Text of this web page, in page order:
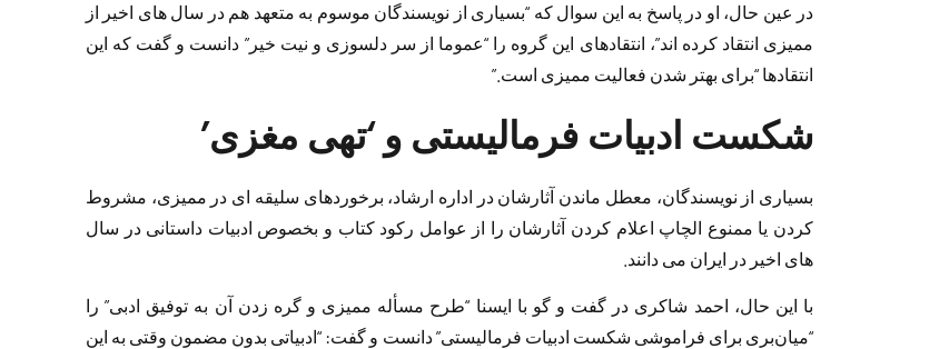
در عین حال، او در پاسخ به این سوال که “بسیاری از نویسندگان موسوم به متعهد هم در سال های اخیر از
ممیزی انتقاد کرده اند”، انتقادهای این گروه را “عموما از سر دلسوزی و نیت خیر” دانست و گفت که این
انتقادها “برای بهتر شدن فعالیت ممیزی است.”
شکست ادبیات فرمالیستی و ‘تهی مغزی’
بسیاری از نویسندگان، معطل ماندن آثارشان در اداره ارشاد، برخوردهای سلیقه ای در ممیزی، مشروط
کردن یا ممنوع الچاپ اعلام کردن آثارشان را از عوامل رکود کتاب و بخصوص ادبیات داستانی در سال
های اخیر در ایران می دانند.
با این حال، احمد شاکری در گفت و گو با ایسنا “طرح مسأله‌ ممیزی و گره ‌زدن آن به توفیق ادبی” را
“میان‌بری برای فراموشی شکست ادبیات فرمالیستی” دانست و گفت: “ادبیاتی بدون مضمون وقتی به این